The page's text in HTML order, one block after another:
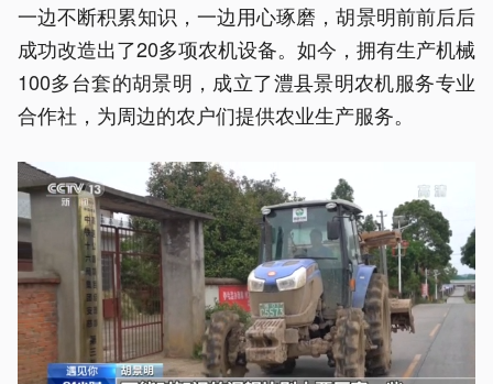
一边不断积累知识，一边用心琢磨，胡景明前前后后
成功改造出了20多项农机设备。如今，拥有生产机械
100多台套的胡景明，成立了澧县景明农机服务专业
合作社，为周边的农户们提供农业生产服务。